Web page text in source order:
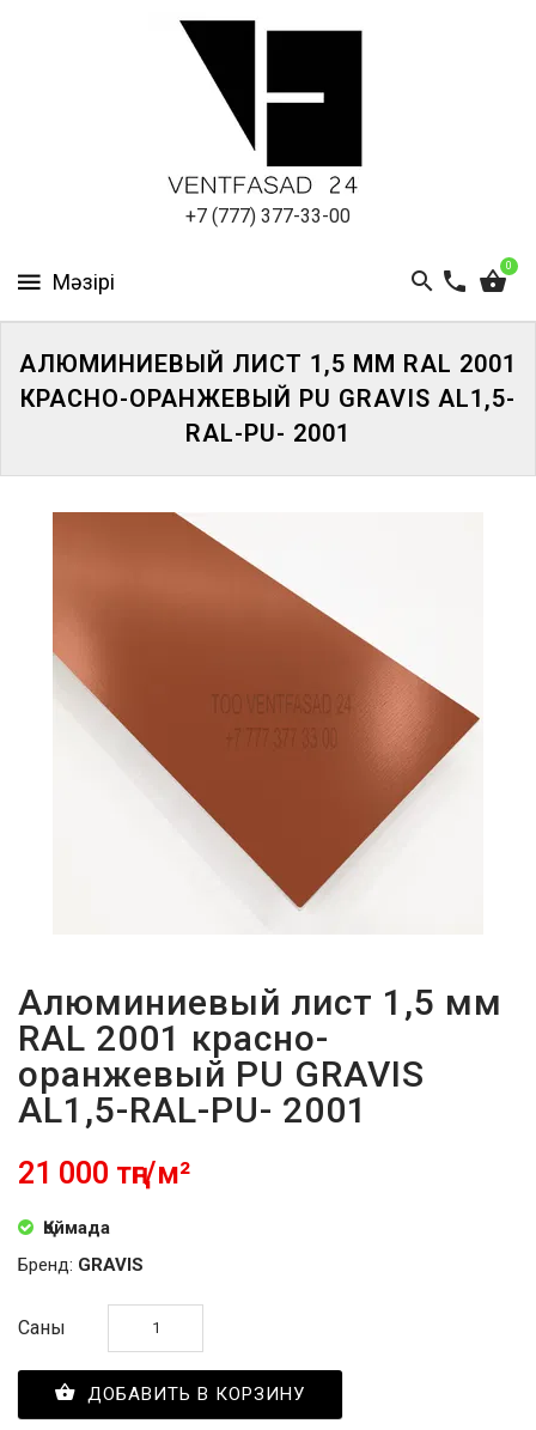
+7 (777) 377-33-00
0
ПАНЕЛИ
АЛЮМИНИЕВЫЙ ЛИСТ 1,5 ММ RAL 2001
КРАСНО-ОРАНЖЕВЫЙ PU GRAVIS AL1,5-
RAL-PU- 2001
Алюминиевый лист 1,5 мм
RAL 2001 красно-
оранжевый PU GRAVIS
AL1,5-RAL-PU- 2001
21 000 тңг/м²
Қоймада
Бренд: GRAVIS
Саны
ДОБАВИТЬ В КОРЗИНУ